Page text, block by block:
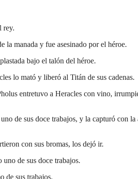
rey.
la manada y fue asesinado por el héroe.
bajo el talón del héroe.
lo mató y liberó al Titán de sus cadenas.
entretuvo a Heracles con vino,
de sus doce trabajos, y la capturó con
con sus bromas, los dejó ir.
de sus doce trabajos.
de sus trabajos.